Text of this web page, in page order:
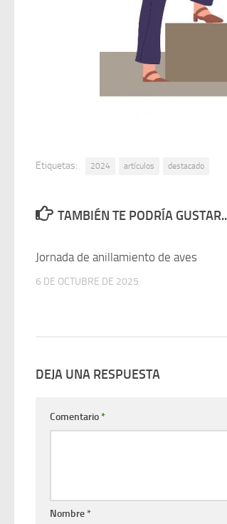
Etiquetas: 2024 artículos destacado
TAMBIÉN TE PODRÍA
Jornada de anillamiento de aves
6 DE OCTUBRE DE 2025
DEJA UNA RESPUESTA
Comentario*
Nombre*